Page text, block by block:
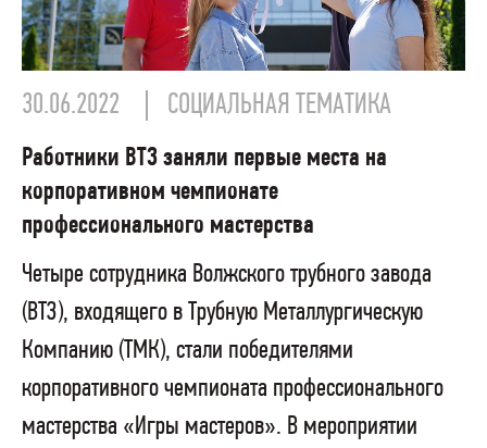
30.06.2022 СОЦИАЛЬНАЯ ТЕМАТИКА
Работники ВТЗ заняли первые места на
корпоративном чемпионате
профессионального мастерства
Четыре сотрудника Волжского трубного завода
(ВТЗ), входящего в Трубную Металлургическую
Компанию (ТМК), стали победителями
корпоративного чемпионата профессионального
мастерства «Игры мастеров». В мероприятии